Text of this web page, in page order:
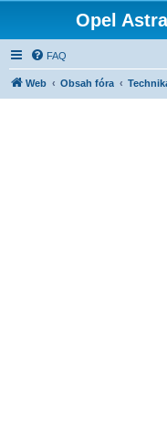
Opel
FAQ
Web Obsah fóra